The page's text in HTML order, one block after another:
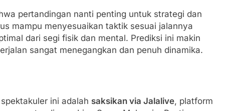
pertandingan nanti penting untuk strategi dan
mampu menyesuaikan taktik sesuai jalannya
dari segi fisik dan mental. Prediksi ini makin
sangat menegangkan dan penuh dinamika.
ini adalah saksikan via Jalalive, platform